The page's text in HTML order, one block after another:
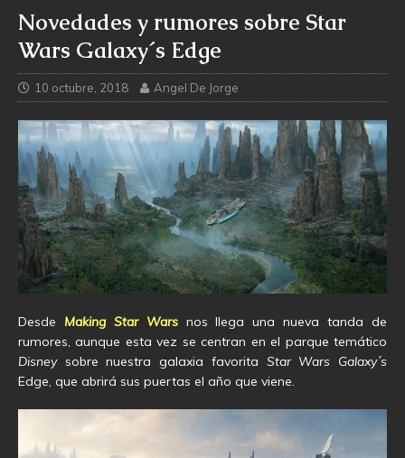
Novedades y rumores sobre Star
Wars Galaxy´s Edge
10 octubre, 2018 Angel De Jorge
Desde Making Star Warsnos llega una nueva tanda de
rumores, aunque esta vez se centran en el parque temático
Disneysobre nuestra galaxia favorita Star Wars Galaxy´s
Edge, que abrirá sus puertas el año que viene.